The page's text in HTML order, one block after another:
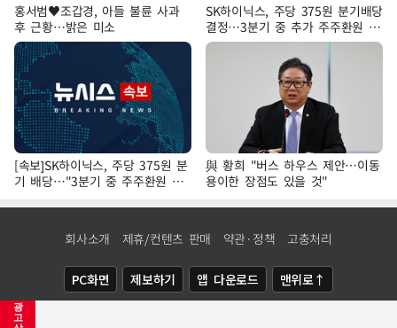
광
고
홍서범♥조갑경, 아들 불륜 사과
후 근황…밝은 미소
SK하이닉스, 주당 375원 분기배당
결정…3분기 중 추가 주주환원 발
표
[속보]SK하이닉스, 주당 375원 분
기 배당…"3분기 중 주주환원 방
안 확정"
與 황희 "버스 하우스 제안…이동
용이한 장점도 있을 것"
회사소개 제휴/컨텐츠 판매 약관·정책 고충처리
PC화면 제보하기 앱 다운로드 맨위로↑